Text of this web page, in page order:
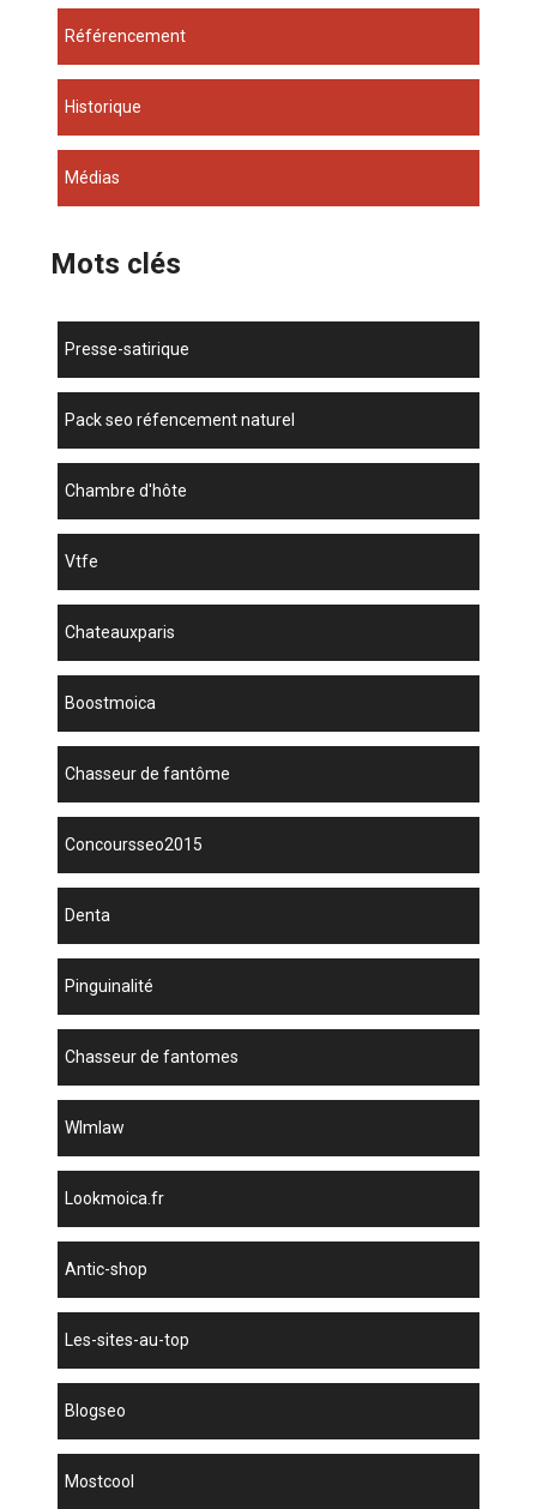
Référencement
Historique
Médias
Mots clés
presse-satirique
pack seo réfencement naturel
chambre d'hôte
vtfe
chateauxparis
boostmoica
chasseur de fantôme
concoursseo2015
denta
Pinguinalité
chasseur de fantomes
wlmlaw
lookmoica.fr
antic-shop
les-sites-au-top
blogseo
mostcool